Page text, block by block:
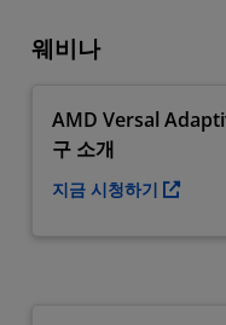
웨비나
AMD Versal
구 소개
지금 시청하기